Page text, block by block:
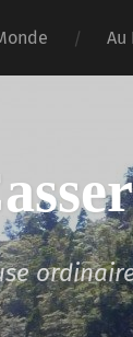
Au